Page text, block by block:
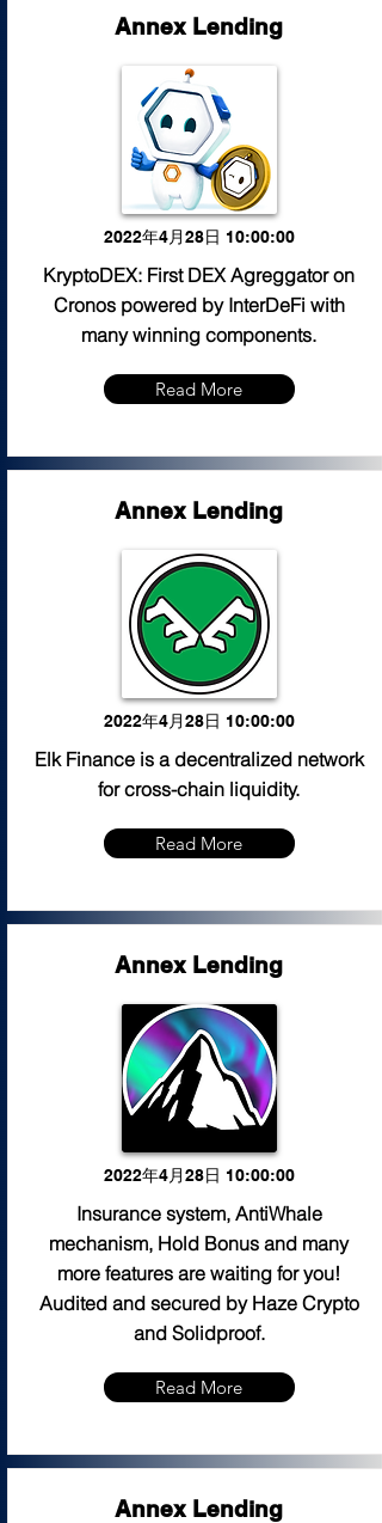
Annex Lending
2022年4月28日 10:00:00
KryptoDEX: First DEX Agreggator on
Cronos powered by InterDeFi with
many winning components.
Read More
Annex Lending
2022年4月28日 10:00:00
Elk Finance is a decentralized network
for cross-chain liquidity.
Read More
Annex Lending
2022年4月28日 10:00:00
Insurance system, AntiWhale
mechanism, Hold Bonus and many
more features are waiting for you!
Audited and secured by Haze Crypto
and Solidproof.
Read More
Annex Lending